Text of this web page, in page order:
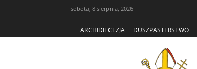
sobota, 8 sierpnia, 2026
ARCHIDIECEZJA DUSZPASTERSTWO